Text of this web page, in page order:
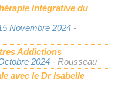
Intégrative du
Novembre 2024 -
Addictions
2024 - Rousseau
avec le Dr Isabelle